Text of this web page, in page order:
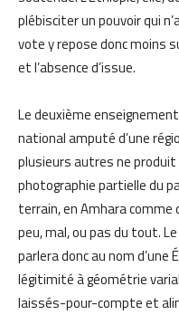
plébisciter un pouvoir qui
vote y repose donc moins
et l’absence d’issue.
Le deuxième
national amputé d’une
plusieurs autres ne
photographie partielle du
terrain, en Amhara comme
peu, mal, ou pas du tout.
parlera donc au nom d’une
légitimité à géométrie
laissés-pour-compte et